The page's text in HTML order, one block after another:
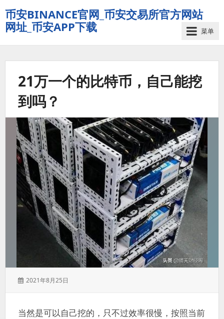
币安BINANCE官网_币安交易所官方网站
网址_币安APP下载
菜单
21万一个的比特币，自己能挖
到吗？
发
2021年8月25日
当然是可以自己挖的，只不过效率很慢，按照当前